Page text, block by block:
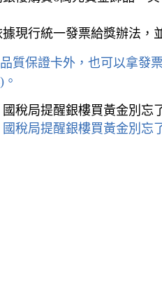
現行統一發票給獎辦法，
質保證卡外，也可以拿發